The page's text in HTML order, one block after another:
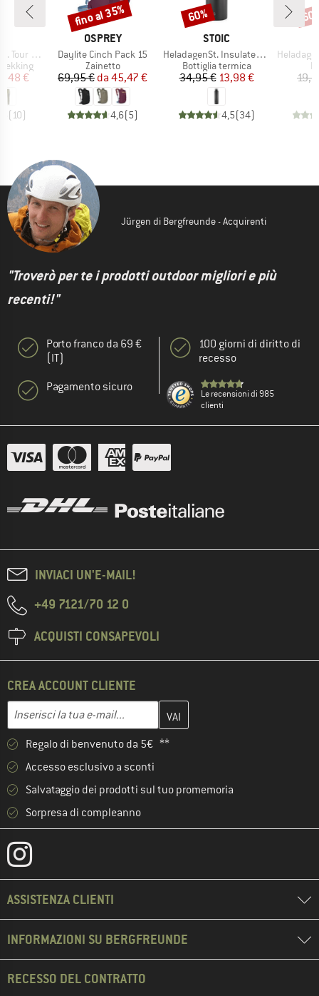
Light
ridotto
€
(10)
MARCHIO
OSPREY
Articolo
Daylite Cinch Pack 15
Gruppo di prodotti
Zainetto
Prezzo
69,95 € Prezzo ridotto
da 45,47 €
4,6(5)
Sconto
fino al 35%
MARCHIO
STOIC
Articolo
HeladagenSt. Insulated Stainless Steel Bottle 1L
Gruppo di prodotti
Bottiglia termica
Prezzo
34,95 €Prezzo ridotto
13,98 €
4,5(34)
Sconto
60%
Articolo
HeladagenSt.
Jürgen di Bergfreunde - Acquirenti
"Troverò per te i prodotti outdoor migliori e più
recenti!"
Porto franco da 69 €
(IT)
Pagamento sicuro
100 giorni di diritto di
recesso
Le recensioni di 985
clienti
INVIACI UN'E-MAIL!
+49 7121/70 12 0
ACQUISTI CONSAPEVOLI
CREA ACCOUNT CLIENTE
Indirizzo e-mail
Inserisci qui il tuo indirizzo e-mail e crea il tuo account cliente
Regalo di benvenuto da 5€ **
Accesso esclusivo a sconti
Salvataggio dei prodotti sul tuo promemoria
Sorpresa di compleanno
ASSISTENZA CLIENTI
INFORMAZIONI SU BERGFREUNDE
RECESSO DEL CONTRATTO